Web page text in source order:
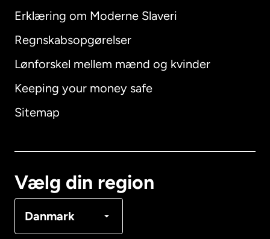
Erklæring om Moderne Slaveri
Regnskabsopgørelser
Lønforskel mellem mænd og kvinder
Keeping your money safe
Sitemap
Vælg din region
Danmark
International English
Australien